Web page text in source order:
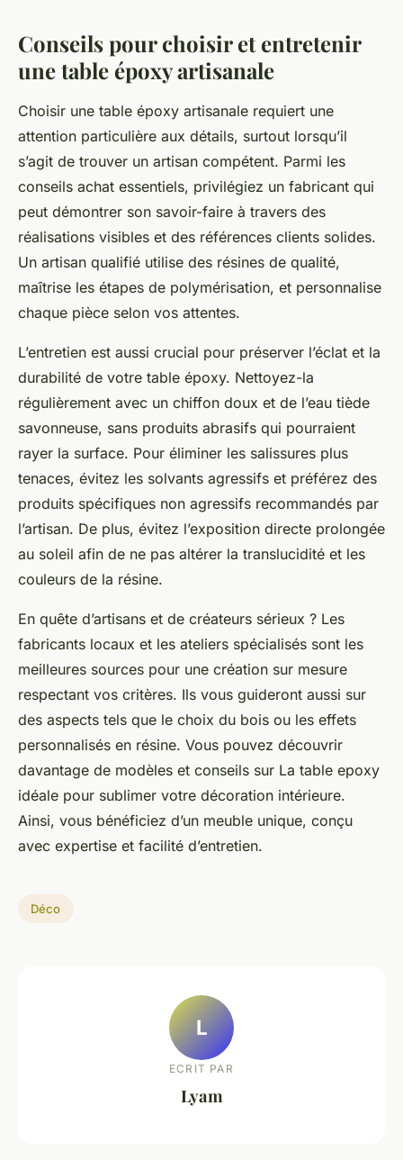
Conseils pour choisir et entretenir
une table époxy artisanale
Choisir une table époxy artisanale requiert une
attention particulière aux détails, surtout lorsqu’il
s’agit de trouver un artisan compétent. Parmi les
conseils achat essentiels, privilégiez un fabricant qui
peut démontrer son savoir-faire à travers des
réalisations visibles et des références clients solides.
Un artisan qualifié utilise des résines de qualité,
maîtrise les étapes de polymérisation, et personnalise
chaque pièce selon vos attentes.
L’entretien est aussi crucial pour préserver l’éclat et la
durabilité de votre table époxy. Nettoyez-la
régulièrement avec un chiffon doux et de l’eau tiède
savonneuse, sans produits abrasifs qui pourraient
rayer la surface. Pour éliminer les salissures plus
tenaces, évitez les solvants agressifs et préférez des
produits spécifiques non agressifs recommandés par
l’artisan. De plus, évitez l’exposition directe prolongée
au soleil afin de ne pas altérer la translucidité et les
couleurs de la résine.
En quête d’artisans et de créateurs sérieux ? Les
fabricants locaux et les ateliers spécialisés sont les
meilleures sources pour une création sur mesure
respectant vos critères. Ils vous guideront aussi sur
des aspects tels que le choix du bois ou les effets
personnalisés en résine. Vous pouvez découvrir
davantage de modèles et conseils sur La table epoxy
idéale pour sublimer votre décoration intérieure.
Ainsi, vous bénéficiez d’un meuble unique, conçu
avec expertise et facilité d’entretien.
Déco
L
ECRIT PAR
Lyam